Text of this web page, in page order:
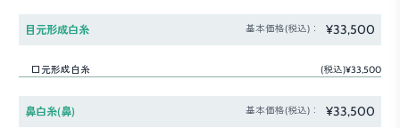
目元形成白糸 基本価格(税込)： ¥33,500
口元形成白糸 (税込)¥33,500
鼻白糸(鼻) 基本価格(税込)： ¥33,500